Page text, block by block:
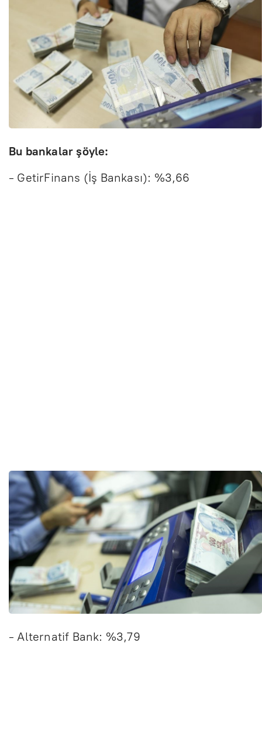
Bu bankalar şöyle:
- GetirFinans (İş Bankası): %3,66
- Alternatif Bank: %3,79